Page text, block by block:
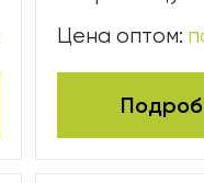
Цена оптом: